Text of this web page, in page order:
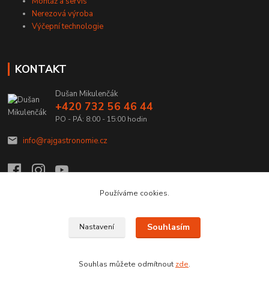
Nerezová výroba
Výčepní technologie
KONTAKT
Dušan Mikulenčák
+420 732 56 46 44
PO - PÁ: 8:00 - 15:00 hodin
info@rajgastronomie.cz
Upravit sběr cookies.
Copyright © 2026 Ráj Gastronomie.cz
Používáme cookies.
Nastavení Souhlasím
Souhlas můžete odmítnout zde.